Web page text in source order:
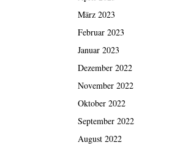
März 2023
Februar 2023
Januar 2023
Dezember 2022
November 2022
Oktober 2022
September 2022
August 2022